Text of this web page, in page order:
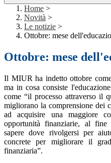
Home >
Novità >
Le notizie >
Ottobre: mese
Ottobre: mese
Il MIUR ha indetto ottobre
ma in cosa consiste
come “il processo attraverso il
migliorano la comprensione dei
ad acquisire una maggiore
opportunità finanziarie, al
sapere dove rivolgersi per
concrete per migliorare il
finanziaria”.